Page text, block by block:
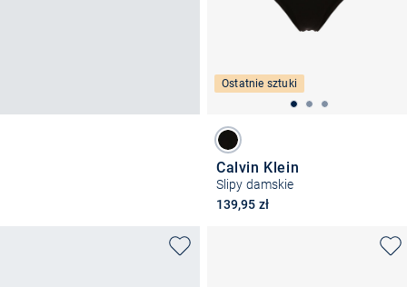
Ostatnie sztuki
Calvin Klein
Slipy damskie
139,95 zł